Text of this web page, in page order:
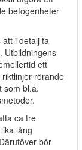
befogenheter
att i detalj ta
Utbildningens
ett
rörande
som bl.a.
ca tre
lång
bör